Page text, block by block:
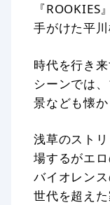
『
手がけた平川
時代を行き
シーンでは
景なども懐か
浅草のスト
場するがエ
バイオレン
世代を超え